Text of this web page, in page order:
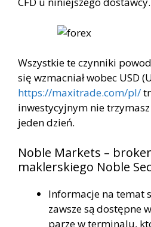
Wszystkie te czynniki
się wzmacniał wobec USD
https://maxitrade.com/pl/
inwestycyjnym nie
jeden dzień.
Noble Markets –
maklerskiego Noble
Informacje na temat
zawsze są dostępne
parze w terminalu,